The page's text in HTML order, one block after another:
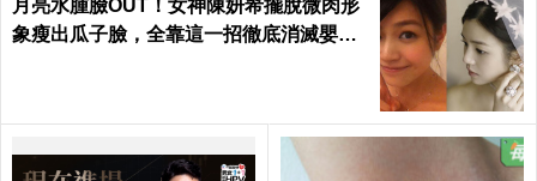
月亮水腫臉OUT！女神陳妍希擺脫微肉形
象瘦出瓜子臉，全靠這一招徹底消滅嬰兒